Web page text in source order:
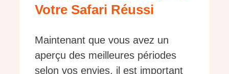
Votre Safari Réussi
Maintenant que vous avez un
aperçu des meilleures périodes
selon vos envies, il est important